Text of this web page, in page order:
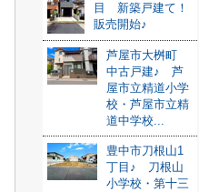
目 新築戸建て！
販売開始♪
芦屋市大桝町
中古戸建♪ 芦
屋市立精道小学
校・芦屋市立精
道中学校...
豊中市刀根山1
丁目♪ 刀根山
小学校・第十三